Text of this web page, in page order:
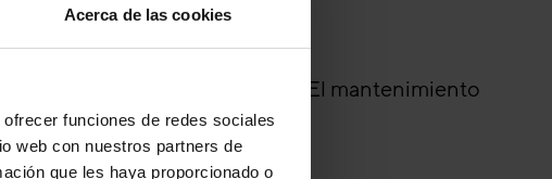
Acerca de las cookies
funciones de redes sociales
web con nuestros partners de
que les haya proporcionado o
de contrato.
y sistemas contra incendios. El mantenimiento